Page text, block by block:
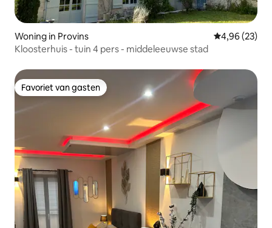
Woning in Provins Gemiddelde
4,96 (23)
Kloosterhuis - tuin 4 pers - middeleeuwse stad
Favoriet van gasten
Favoriet van gasten